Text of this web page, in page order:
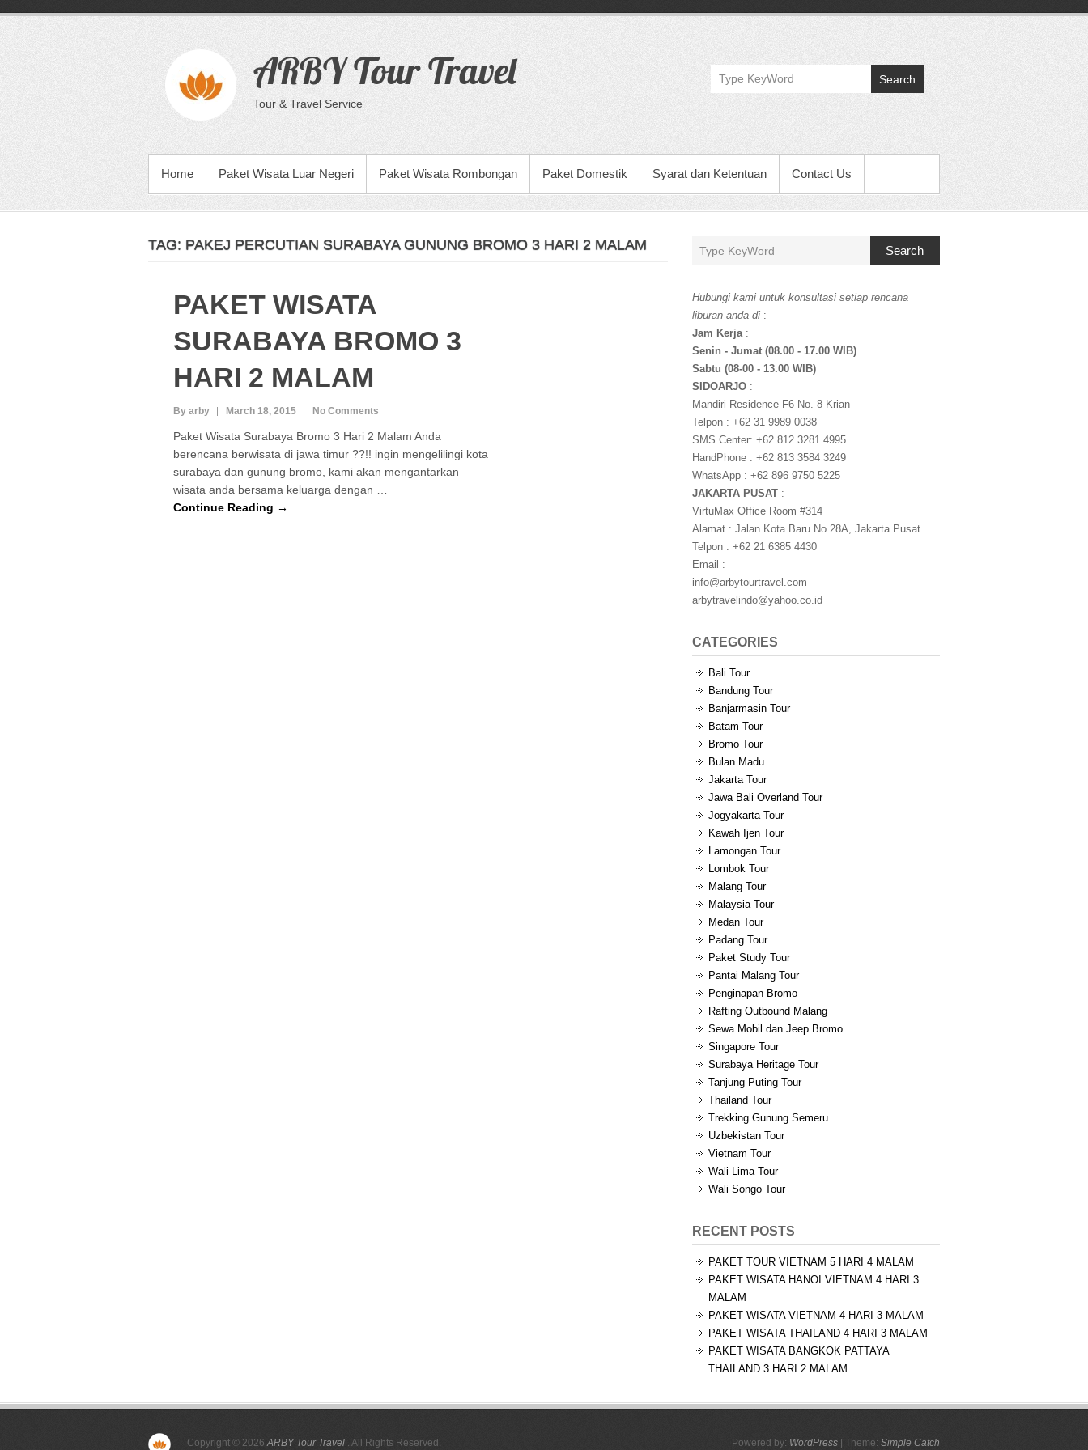
content
ARBY Tour Travel
Tour & Travel Service
Search
PRIMARY MENU
Home Paket Wisata Luar Negeri Paket Wisata Rombongan Paket Domestik Syarat dan Ketentuan Contact Us
TAG: PAKEJ PERCUTIAN SURABAYA GUNUNG BROMO 3 HARI 2 MALAM
PAKET WISATA
SURABAYA BROMO 3
HARI 2 MALAM
By arby March 18, 2015 No Comments
Paket Wisata Surabaya Bromo 3 Hari 2 Malam Anda
berencana berwisata di jawa timur ??!! ingin mengelilingi kota
surabaya dan gunung bromo, kami akan mengantarkan
wisata anda bersama keluarga dengan …
Continue Reading →
Search
Hubungi kami untuk konsultasi setiap rencana
liburan anda di :
Jam Kerja:
Senin - Jumat (08.00 - 17.00 WIB)
Sabtu (08-00 - 13.00 WIB)
SIDOARJO:
Mandiri Residence F6 No. 8 Krian
Telpon : +62 31 9989 0038
SMS Center: +62 812 3281 4995
HandPhone : +62 813 3584 3249
WhatsApp : +62 896 9750 5225
JAKARTA PUSAT :
VirtuMax Office Room #314
Alamat : Jalan Kota Baru No 28A, Jakarta Pusat
Telpon : +62 21 6385 4430
Email :
info@arbytourtravel.com
arbytravelindo@yahoo.co.id
CATEGORIES
Bali Tour
Bandung Tour
Banjarmasin Tour
Batam Tour
Bromo Tour
Bulan Madu
Jakarta Tour
Jawa Bali Overland Tour
Jogyakarta Tour
Kawah Ijen Tour
Lamongan Tour
Lombok Tour
Malang Tour
Malaysia Tour
Medan Tour
Padang Tour
Paket Study Tour
Pantai Malang Tour
Penginapan Bromo
Rafting Outbound Malang
Sewa Mobil dan Jeep Bromo
Singapore Tour
Surabaya Heritage Tour
Tanjung Puting Tour
Thailand Tour
Trekking Gunung Semeru
Uzbekistan Tour
Vietnam Tour
Wali Lima Tour
Wali Songo Tour
RECENT POSTS
PAKET TOUR VIETNAM 5 HARI 4 MALAM
PAKET WISATA HANOI VIETNAM 4 HARI 3
MALAM
PAKET WISATA VIETNAM 4 HARI 3 MALAM
PAKET WISATA THAILAND 4 HARI 3 MALAM
PAKET WISATA BANGKOK PATTAYA
THAILAND 3 HARI 2 MALAM
Copyright © 2026ARBY Tour Travel . All Rights Reserved. Powered by: WordPress | Theme: Simple Catch